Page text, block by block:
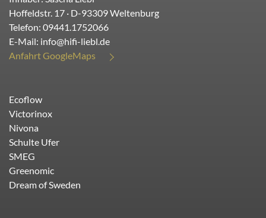
Hoffeldstr. 17 · D-93309Weltenburg
Telefon: 09441.1752066
E-Mail: info@hifi-liebl.de
Anfahrt GoogleMaps
Ecoflow
Victorinox
Nivona
Schulte Ufer
SMEG
Greenomic
Dream of Sweden